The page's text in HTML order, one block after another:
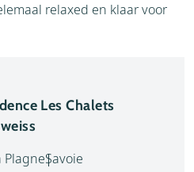
relaxed en klaar voor
Les Chalets
PlagneSavoie